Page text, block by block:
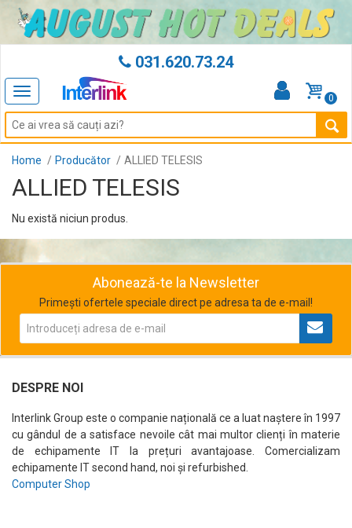
031.620.73.24
Toggle
navigation
0
Home Producător ALLIED TELESIS
ALLIED TELESIS
Nu există niciun produs.
Abonează-te la Newsletter
Primești ofertele speciale direct pe adresa ta de e-mail!
DESPRE NOI
Interlink Group este o companie națională ce a luat naștere în 1997
cu gândul de a satisface nevoile cât mai multor clienți în materie
de echipamente IT la prețuri avantajoase. Comercializam
echipamente IT second hand, noi și refurbished.
Computer Shop